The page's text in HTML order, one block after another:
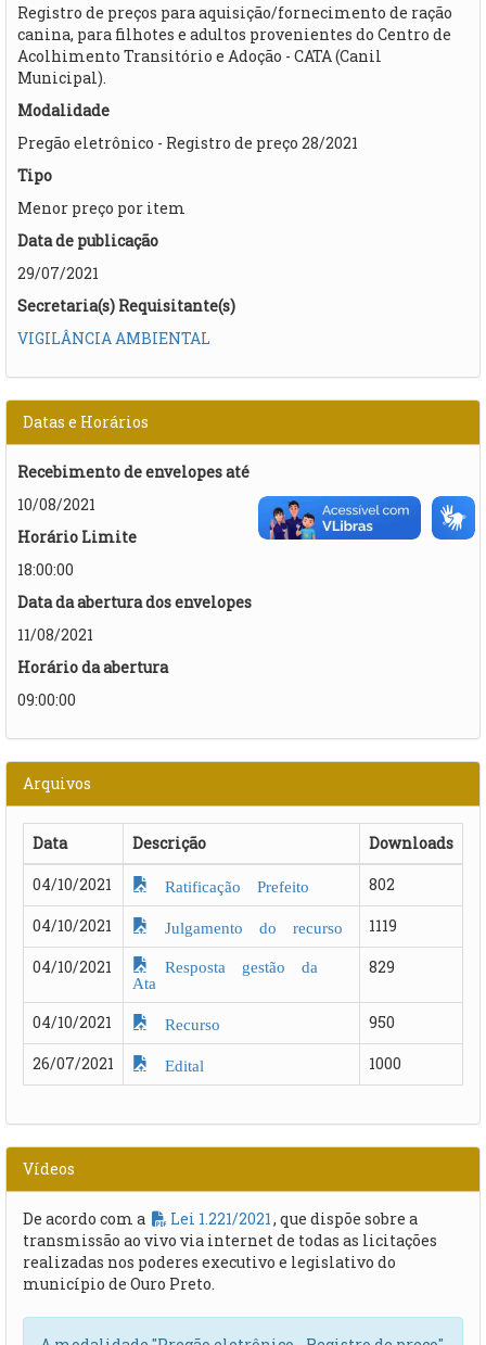
Registro de preços para aquisição/fornecimento de ração
canina, para filhotes e adultos provenientes do Centro de
Acolhimento Transitório e Adoção - CATA (Canil
Municipal).
Modalidade
Pregão eletrônico - Registro de preço 28/2021
Tipo
Menor preço por item
Data de publicação
29/07/2021
Secretaria(s) Requisitante(s)
VIGILÂNCIA AMBIENTAL
Datas e Horários
Recebimento de envelopes até
10/08/2021
Horário Limite
18:00:00
Data da abertura dos envelopes
11/08/2021
Horário da abertura
09:00:00
Arquivos
Data Descrição
Downloads
04/10/2021
Ratificação Prefeito
802
04/10/2021
Julgamento do recurso
1119
04/10/2021
Resposta gestão da
Ata
829
04/10/2021 Recurso
950
26/07/2021
Edital 1000
Vídeos
De acordo com a Lei 1.221/2021 , que dispõe sobre a
transmissão ao vivo via internet de todas as licitações
realizadas nos poderes executivo e legislativo do
município de Ouro Preto.